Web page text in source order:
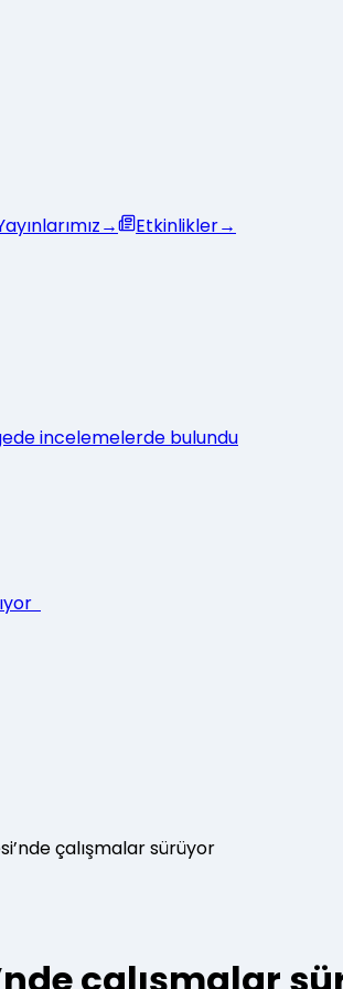
→ Etkinlikler→
incelemelerde bulundu
çalışmalar sürüyor